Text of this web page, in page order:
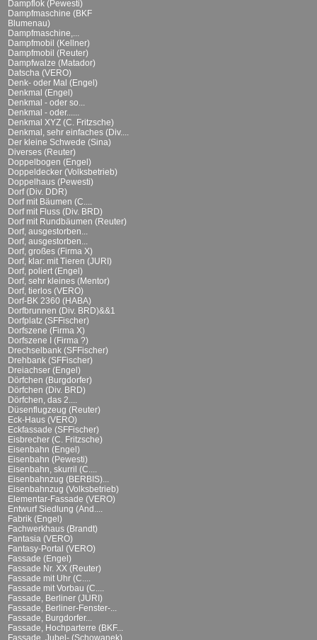
Dampflok (Pewesti)
Dampfmaschine (BKF
Blumenau)
Dampfmaschine,...
Dampfmobil (Kellner)
Dampfmobil (Reuter)
Dampfwalze (Matador)
Datscha (VERO)
Denk- oder Mal (Engel)
Denkmal (Engel)
Denkmal - oder so...
Denkmal - oder......
Denkmal XYZ (C. Fritzsche)
Denkmal, sehr einfaches (Div....
Der kleine Schwede (Sina)
Diverses (Reuter)
Doppelbogen (Engel)
Doppeldecker (Volksbetrieb)
Doppelhaus (Pewesti)
Dorf (Div. DDR)
Dorf mit Bäumen (C....
Dorf mit Fluss (Div. BRD)
Dorf mit Rundbäumen (Reuter)
Dorf, ausgestorben...
Dorf, ausgestorben...
Dorf, großes (Firma X)
Dorf, klar: mit Tieren (JURI)
Dorf, poliert (Engel)
Dorf, sehr kleines (Mentor)
Dorf, tierlos (VERO)
Dorf-BK 2360 (HABA)
Dorfbrunnen (Div. BRD)&&1
Dorfplatz (SFFischer)
Dorfszene (Firma X)
Dorfszene I (Firma ?)
Drechselbank (SFFischer)
Drehbank (SFFischer)
Dreiachser (Engel)
Dörfchen (Burgdorfer)
Dörfchen (Div. BRD)
Dörfchen, das 2....
Düsenflugzeug (Reuter)
Eck-Haus (VERO)
Eckfassade (SFFischer)
Eisbrecher (C. Fritzsche)
Eisenbahn (Engel)
Eisenbahn (Pewesti)
Eisenbahn, skurril (C....
Eisenbahnzug (BERBIS)...
Eisenbahnzug (Volksbetrieb)
Elementar-Fassade (VERO)
Entwurf Siedlung (And....
Fabrik (Engel)
Fachwerkhaus (Brandt)
Fantasia (VERO)
Fantasy-Portal (VERO)
Fassade (Engel)
Fassade Nr. XX (Reuter)
Fassade mit Uhr (C....
Fassade mit Vorbau (C....
Fassade, Berliner (JURI)
Fassade, Berliner-Fenster-...
Fassade, Burgdorfer...
Fassade, Hochparterre (BKF...
Fassade, Jubel- (Schowanek)